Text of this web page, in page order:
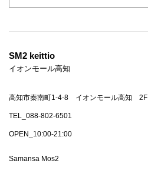
SM2 keittio
イオンモール高知
高知市秦南町1-4-8 イオンモール高知 2F
TEL_088-802-6501
OPEN_10:00-21:00
Samansa Mos2